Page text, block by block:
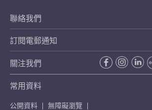
聯絡我們
訂閱電郵通知
關注我們
常用資料
公開資料 無障礙瀏覽